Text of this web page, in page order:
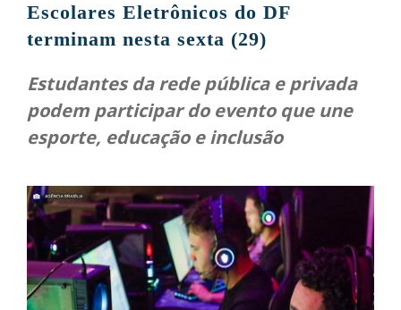
Escolares Eletrônicos do DF
terminam nesta sexta (29)
Estudantes da rede pública e privada
podem participar do evento que une
esporte, educação e inclusão